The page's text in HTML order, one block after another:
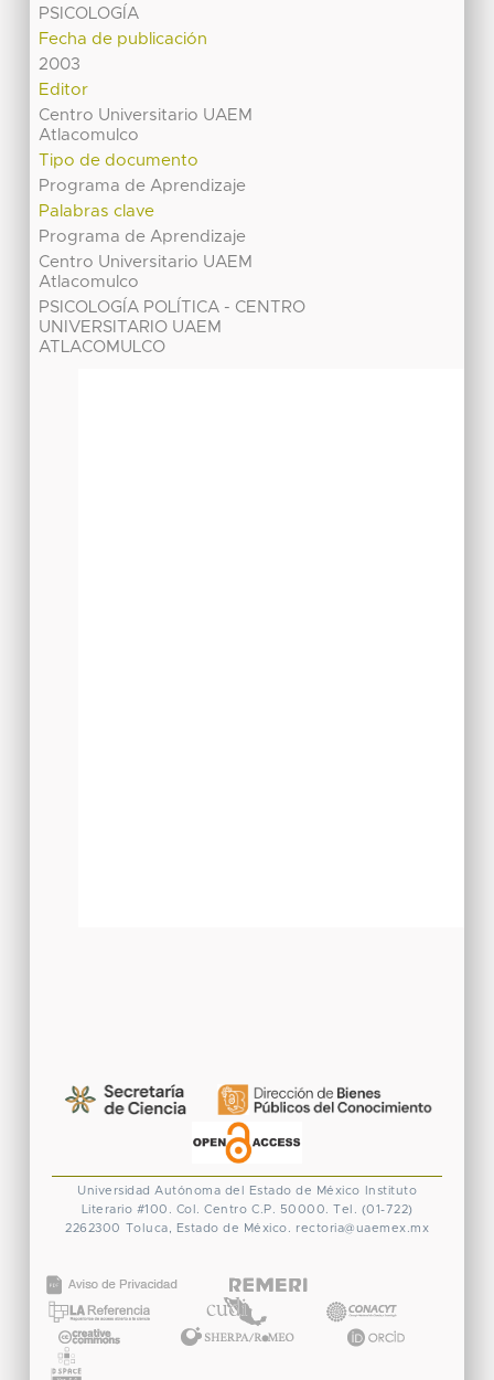
PSICOLOGÍA
Fecha de publicación
2003
Editor
Centro Universitario UAEM
Atlacomulco
Tipo de documento
Programa de Aprendizaje
Palabras clave
Programa de Aprendizaje
Centro Universitario UAEM
Atlacomulco
PSICOLOGÍA POLÍTICA - CENTRO
UNIVERSITARIO UAEM
ATLACOMULCO
Universidad Autónoma del Estado de México
Instituto
Literario #100. Col. Centro C.P. 50000. Tel. (01-722)
2262300 Toluca, Estado de México. rectoria@uaemex.mx